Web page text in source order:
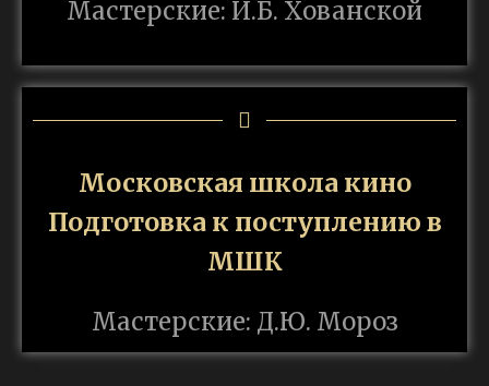
Мастерские: И.Б. Хованской
Московская школа кино
Подготовка к поступлению в
МШК
Мастерские: Д.Ю. Мороз